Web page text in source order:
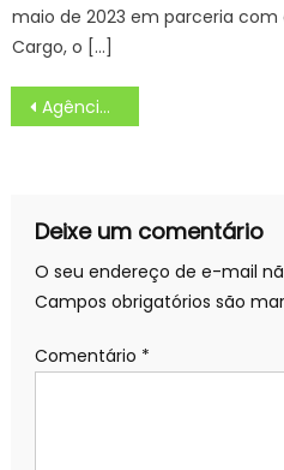
maio de 2023 em parceria
Cargo, o […]
Navegação
de
Agência Minas Gerais | Desenvolvimento, direitos, participação e bem viver são temas da 5ª Conferência Estadual de Juventudes
Deixe um comentário
O seu endereço de e-mail
Campos obrigatórios são
Comentário *